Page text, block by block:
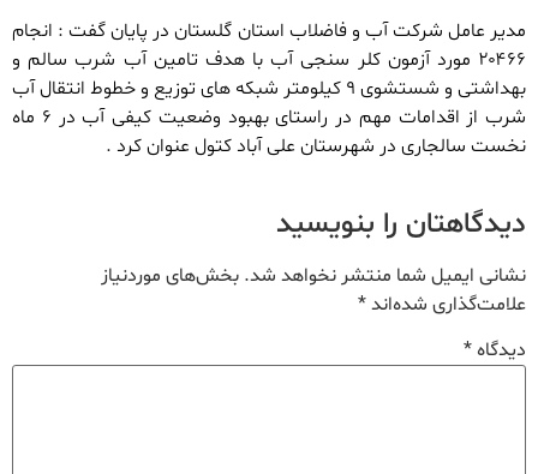
مدیر عامل شرکت آب و فاضلاب استان گلستان در پایان گفت : انجام
۲۰۴۶۶ مورد آزمون کلر سنجی آب با هدف تامین آب شرب سالم و
بهداشتی و شستشوی ۹ کیلومتر شبکه های توزیع و خطوط انتقال آب
شرب از اقدامات مهم در راستای بهبود وضعیت کیفی آب در ۶ ماه
نخست سالجاری در شهرستان علی آباد کتول عنوان کرد .
دیدگاهتان را بنویسید
نشانی ایمیل شما منتشر نخواهد شد. بخش‌های موردنیاز
علامت‌گذاری شده‌اند*
دیدگاه*